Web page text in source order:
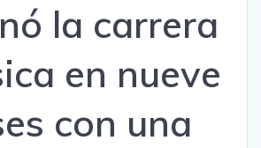
la carrera
en nueve
con una